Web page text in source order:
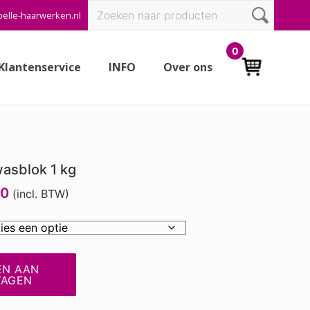
haarwerken.nl
naar:
INFO Over ons
0
1 kg
(incl. BTW)
AAN